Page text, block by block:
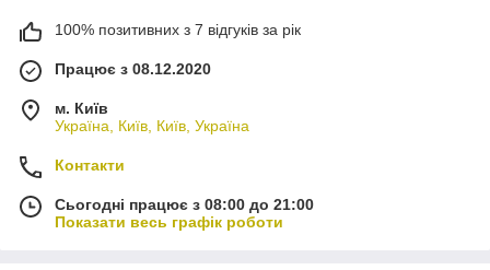
100% позитивних з 7 відгуків за рік
Працює з 08.12.2020
м. Київ
Україна, Київ, Київ, Україна
Контакти
Сьогодні працює з 08:00 до 21:00
Показати весь графік роботи